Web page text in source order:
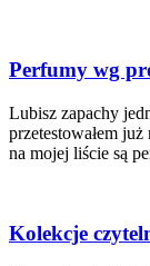
Perfumy wg
Lubisz zapachy
przetestowałem
na mojej liście są
Kolekcje